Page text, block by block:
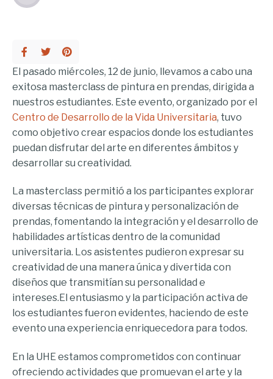
El pasado miércoles, 12 de junio, llevamos a cabo una
exitosa masterclass de pintura en prendas, dirigida a
nuestros estudiantes. Este evento, organizado por el
Centro de Desarrollo de la Vida Universitaria, tuvo
como objetivo crear espacios donde los estudiantes
puedan disfrutar del arte en diferentes ámbitos y
desarrollar su creatividad.
La masterclass permitió a los participantes explorar
diversas técnicas de pintura y personalización de
prendas, fomentando la integración y el desarrollo de
habilidades artísticas dentro de la comunidad
universitaria. Los asistentes pudieron expresar su
creatividad de una manera única y divertida con
diseños que transmitían su personalidad e
intereses.El entusiasmo y la participación activa de
los estudiantes fueron evidentes, haciendo de este
evento una experiencia enriquecedora para todos.
En la UHE estamos comprometidos con continuar
ofreciendo actividades que promuevan el arte y la